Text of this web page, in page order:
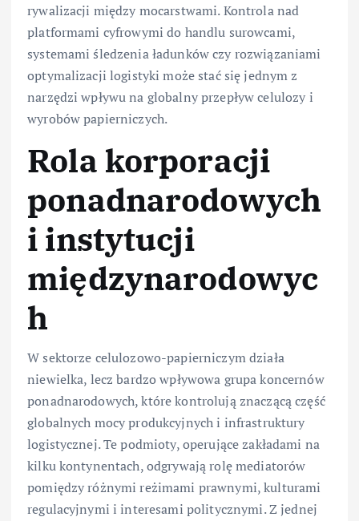
rywalizacji między mocarstwami. Kontrola nad
platformami cyfrowymi do handlu surowcami,
systemami śledzenia ładunków czy rozwiązaniami
optymalizacji logistyki może stać się jednym z
narzędzi wpływu na globalny przepływ celulozy i
wyrobów papierniczych.
Rola korporacji
ponadnarodowych
i instytucji
międzynarodowyc
h
W sektorze celulozowo-papierniczym działa
niewielka, lecz bardzo wpływowa grupa koncernów
ponadnarodowych, które kontrolują znaczącą część
globalnych mocy produkcyjnych i infrastruktury
logistycznej. Te podmioty, operujące zakładami na
kilku kontynentach, odgrywają rolę mediatorów
pomiędzy różnymi reżimami prawnymi, kulturami
regulacyjnymi i interesami politycznymi. Z jednej